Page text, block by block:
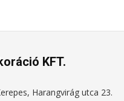
KFT.
Harangvirág utca 23.